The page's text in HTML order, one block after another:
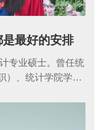
最好的安排
专业硕士。曾任统
）、统计学院学生
干部、优秀团学骨